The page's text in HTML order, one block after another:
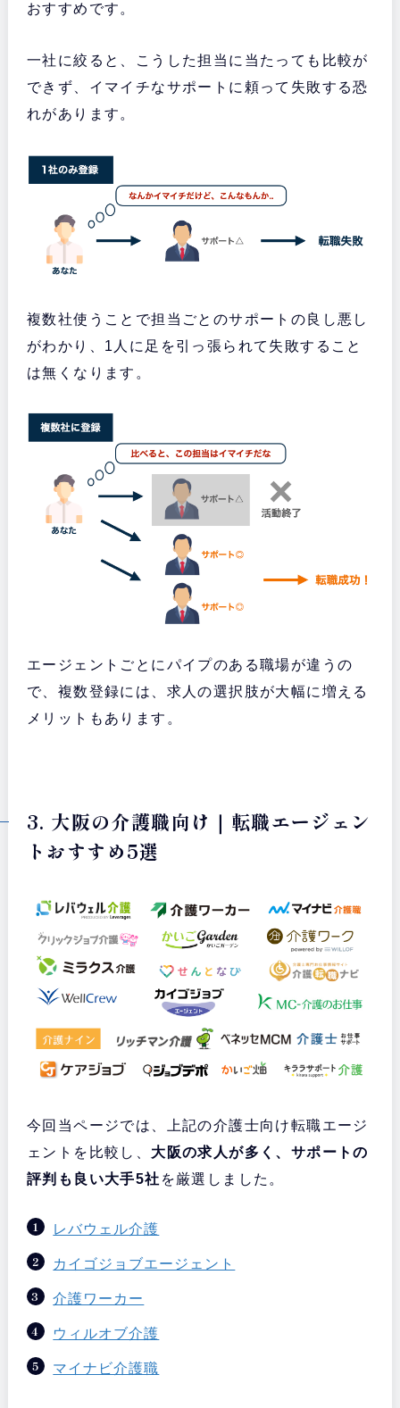
おすすめです。
一社に絞ると、こうした担当に当たっても比較が
できず、イマイチなサポートに頼って失敗する恐
れがあります。
複数社使うことで担当ごとのサポートの良し悪し
がわかり、1人に足を引っ張られて失敗すること
は無くなります。
エージェントごとにパイプのある職場が違うの
で、複数登録には、求人の選択肢が大幅に増える
メリットもあります。
3. 大阪の介護職向け｜転職エージェン
トおすすめ5選
今回当ページでは、上記の介護士向け転職エージ
ェントを比較し、 大阪の求人が多く、サポートの
評判も良い大手5社 を厳選しました。
レバウェル介護
カイゴジョブエージェント
介護ワーカー
ウィルオブ介護
マイナビ介護職